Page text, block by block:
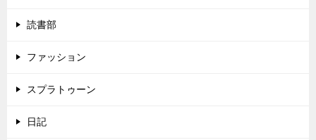
読書部
ファッション
スプラトゥーン
日記